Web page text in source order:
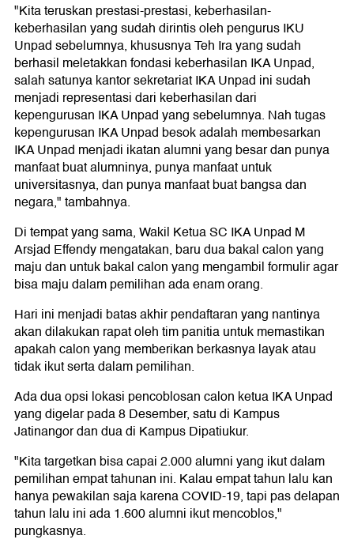
"Kita teruskan prestasi-prestasi, keberhasilan-
keberhasilan yang sudah dirintis oleh pengurus IKU
Unpad sebelumnya, khususnya Teh Ira yang sudah
berhasil meletakkan fondasi keberhasilan IKA Unpad,
salah satunya kantor sekretariat IKA Unpad ini sudah
menjadi representasi dari keberhasilan dari
kepengurusan IKA Unpad yang sebelumnya. Nah tugas
kepengurusan IKA Unpad besok adalah membesarkan
IKA Unpad menjadi ikatan alumni yang besar dan punya
manfaat buat alumninya, punya manfaat untuk
universitasnya, dan punya manfaat buat bangsa dan
negara," tambahnya.
Di tempat yang sama, Wakil Ketua SC IKA Unpad M
Arsjad Effendy mengatakan, baru dua bakal calon yang
maju dan untuk bakal calon yang mengambil formulir agar
bisa maju dalam pemilihan ada enam orang.
Hari ini menjadi batas akhir pendaftaran yang nantinya
akan dilakukan rapat oleh tim panitia untuk memastikan
apakah calon yang memberikan berkasnya layak atau
tidak ikut serta dalam pemilihan.
Ada dua opsi lokasi pencoblosan calon ketua IKA Unpad
yang digelar pada 8 Desember, satu di Kampus
Jatinangor dan dua di Kampus Dipatiukur.
"Kita targetkan bisa capai 2.000 alumni yang ikut dalam
pemilihan empat tahunan ini. Kalau empat tahun lalu kan
hanya pewakilan saja karena COVID-19, tapi pas delapan
tahun lalu ini ada 1.600 alumni ikut mencoblos,"
pungkasnya.